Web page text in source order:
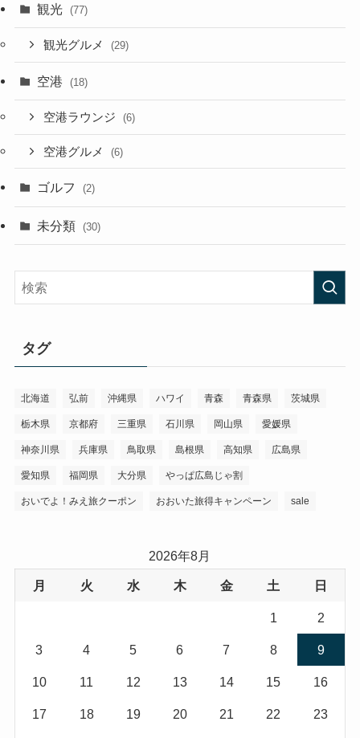
観光 (77)
観光グルメ (29)
空港 (18)
空港ラウンジ (6)
空港グルメ (6)
ゴルフ (2)
未分類 (30)
タグ
北海道 弘前 沖縄県 ハワイ 青森 青森県 茨城県
栃木県 京都府 三重県 石川県 岡山県 愛媛県
神奈川県 兵庫県 鳥取県 島根県 高知県 広島県
愛知県 福岡県 大分県 やっぱ広島じゃ割
おいでよ！みえ旅クーポン おおいた旅得キャンペーン sale
2026年8月
月 火 水 木 金 土 日
1 2
3 4 5 6 7 8 9
10 11 12 13 14 15 16
17 18 19 20 21 22 23